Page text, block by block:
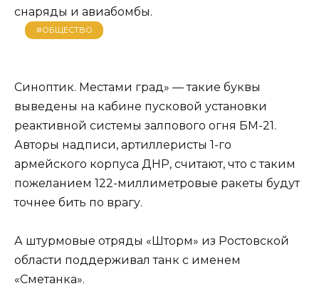
снаряды и авиабомбы.
#ОБЩЕСТВО
Синоптик. Местами град» — такие буквы
выведены на кабине пусковой установки
реактивной системы залпового огня БМ-21.
Авторы надписи, артиллеристы 1-го
армейского корпуса ДНР, считают, что с таким
пожеланием 122-миллиметровые ракеты будут
точнее бить по врагу.
А штурмовые отряды «Шторм» из Ростовской
области поддерживал танк с именем
«Сметанка».